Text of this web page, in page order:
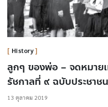
History
ลูกๆ ของพ่อ – จดหมาย
รัชกาลที่ ๙ ฉบับประชาชน
13 ตุลาคม 2019